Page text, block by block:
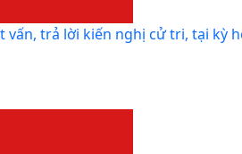
vấn, trả lời kiến nghị cử tri, tại kỳ